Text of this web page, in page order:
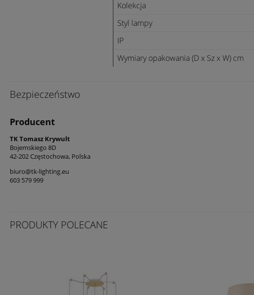
Kolekcja
Styl lampy
IP
Wymiary opakowania (D x Sz x W) cm
Bezpieczeństwo
Producent
TK Tomasz Krywult
Bojemskiego 8D
42-202 Częstochowa, Polska
biuro@tk-lighting.eu
603 579 999
PRODUKTY POLECANE